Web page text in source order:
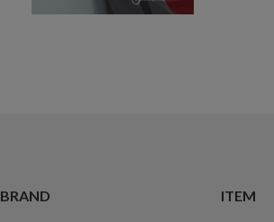
BRAND ITEM